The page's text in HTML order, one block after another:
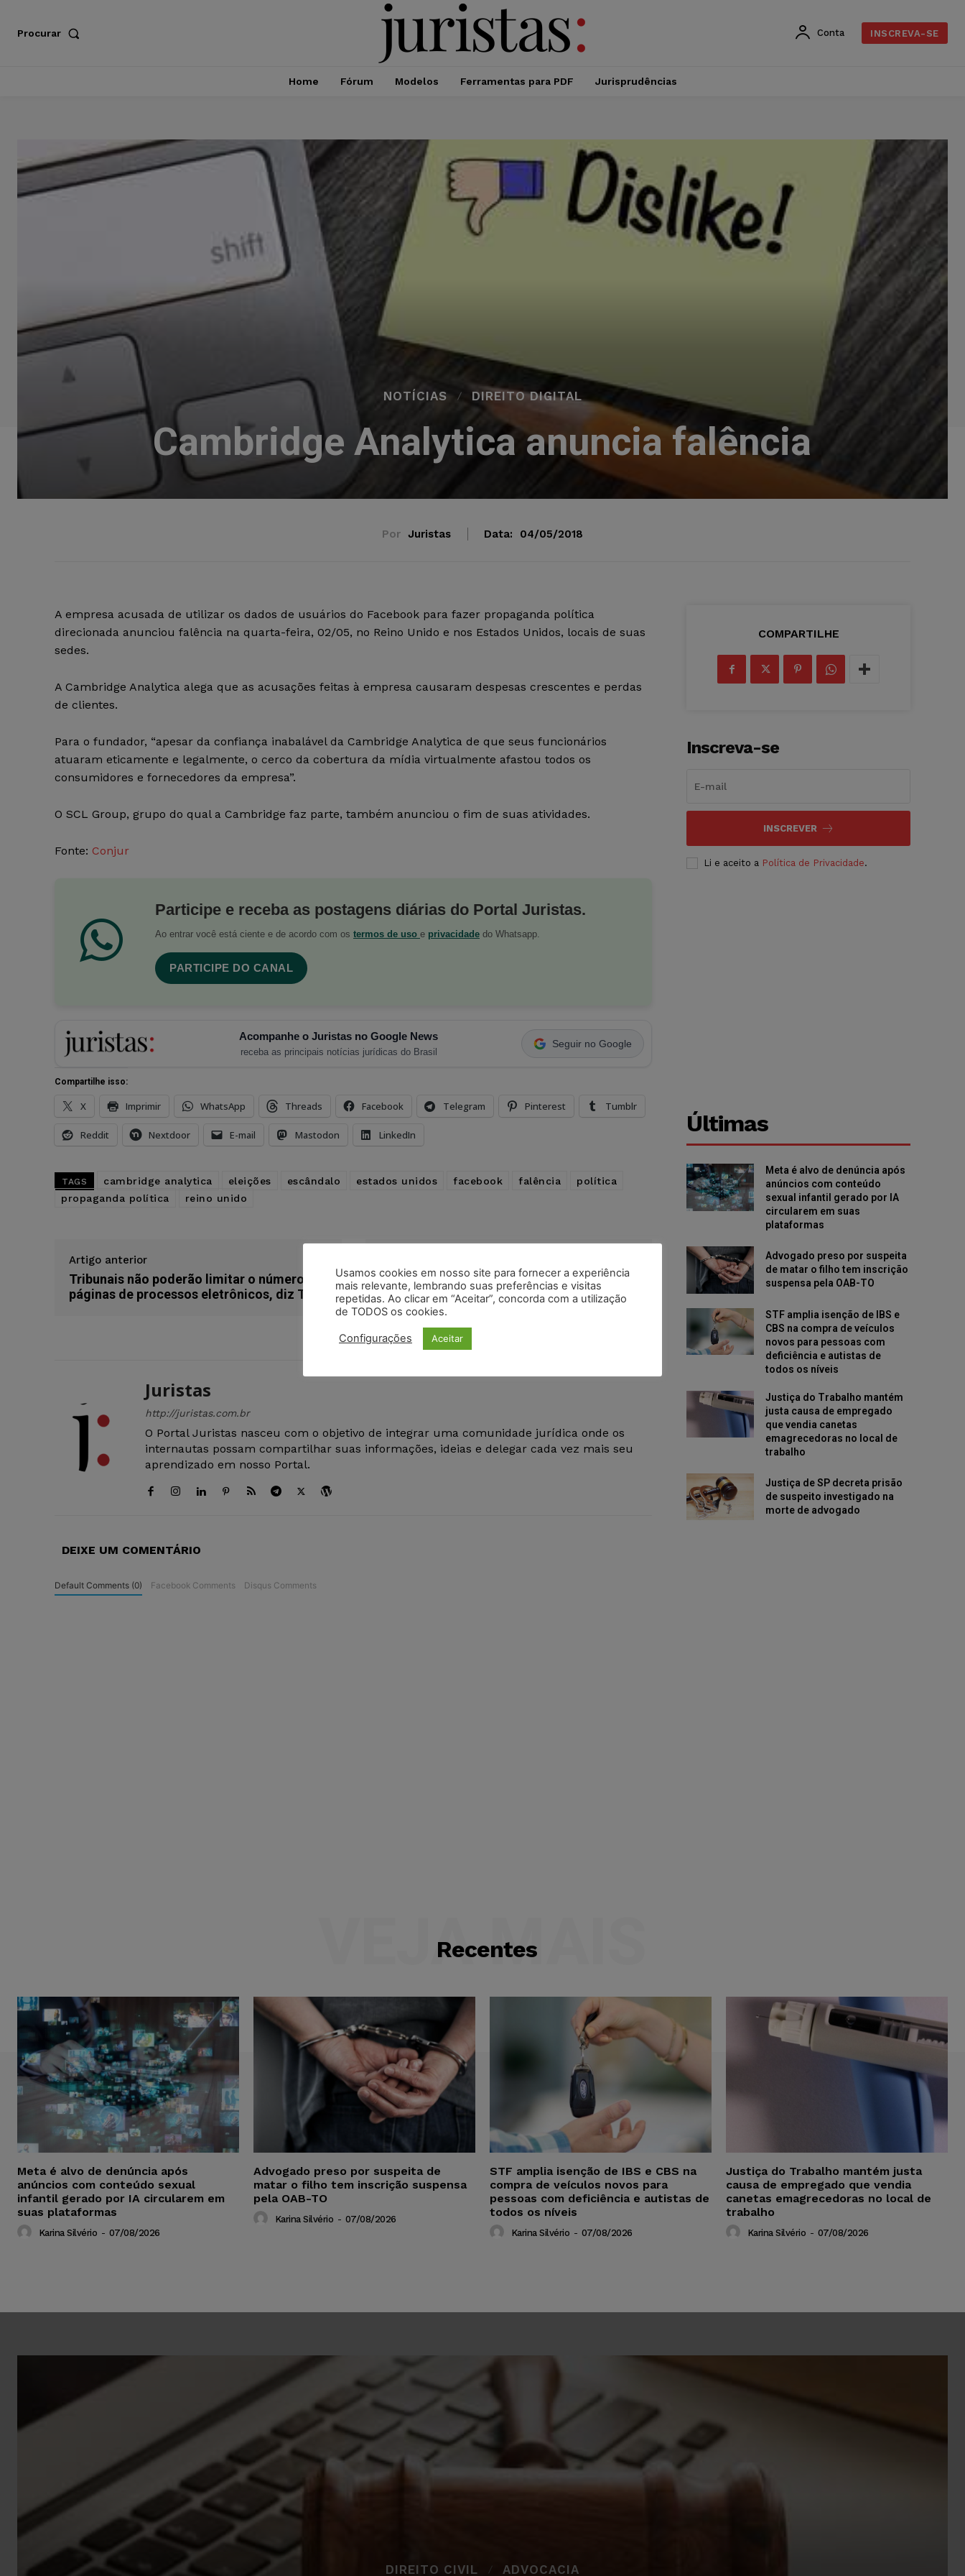
Procurar Conta INSCREVA-SE
Home Fórum Modelos Ferramentas para PDF Jurisprudências
NOTÍCIAS DIREITO DIGITAL
Cambridge Analytica anuncia falência
Por Juristas Data: 04/05/2018
A empresa acusada de utilizar os dados de usuários do Facebook para fazer propaganda política
direcionada anunciou falência na quarta-feira, 02/05, no Reino Unido e nos Estados Unidos, locais de suas
sedes.
A Cambridge Analytica alega que as acusações feitas à empresa causaram despesas crescentes e perdas
de clientes.
Para o fundador, “apesar da confiança inabalável da Cambridge Analytica de que seus funcionários
atuaram eticamente e legalmente, o cerco da cobertura da mídia virtualmente afastou todos os
consumidores e fornecedores da empresa”.
O SCL Group, grupo do qual a Cambridge faz parte, também anunciou o fim de suas atividades.
Fonte: Conjur
Participe e receba as postagens diárias do Portal Juristas.
Ao entrar você está ciente e de acordo com os termos de uso e privacidade do Whatsapp.
PARTICIPE DO CANAL
Acompanhe o Juristas no Google News
receba as principais notícias jurídicas do Brasil
Seguir no Google
Compartilhe isso:
X Imprimir WhatsApp Threads Facebook Telegram Pinterest Tumblr
Reddit Nextdoor E-mail Mastodon LinkedIn
TAGS cambridge analytica eleições escândalo estados unidos facebook falência
política
propaganda política
reino unido
Artigo anterior
Tribunais não poderão limitar o número de
páginas de processos eletrônicos, diz TST
Acordo coletivo que permitia venda de
ferramentas a funcionários é anulado pelo
TST
Juristas
http://juristas.com.br
O Portal Juristas nasceu com o objetivo de integrar uma comunidade jurídica onde os
internautas possam compartilhar suas informações, ideias e delegar cada vez mais seu
aprendizado em nosso Portal.
DEIXE UM COMENTÁRIO
Default Comments (0) Facebook Comments Disqus Comments
COMPARTILHE
Inscreva-se
INSCREVER
Li e aceito a Política de Privacidade.
Últimas
Meta é alvo de denúncia após
anúncios com conteúdo
sexual infantil gerado por IA
circularem em suas
plataformas
Advogado preso por suspeita
de matar o filho tem inscrição
suspensa pela OAB-TO
STF amplia isenção de IBS e
CBS na compra de veículos
novos para pessoas com
deficiência e autistas de
todos os níveis
Justiça do Trabalho mantém
justa causa de empregado
que vendia canetas
emagrecedoras no local de
trabalho
Justiça de SP decreta prisão
de suspeito investigado na
morte de advogado
Recentes
VEJA MAIS
Meta é alvo de denúncia após
anúncios com conteúdo sexual
infantil gerado por IA circularem em
suas plataformas
Karina Silvério - 07/08/2026
Advogado preso por suspeita de
matar o filho tem inscrição suspensa
pela OAB-TO
Karina Silvério - 07/08/2026
STF amplia isenção de IBS e CBS na
compra de veículos novos para
pessoas com deficiência e autistas de
todos os níveis
Karina Silvério - 07/08/2026
Justiça do Trabalho mantém justa
causa de empregado que vendia
canetas emagrecedoras no local de
trabalho
Karina Silvério - 07/08/2026
Usamos cookies em nosso site para fornecer a experiência
mais relevante, lembrando suas preferências e visitas
repetidas. Ao clicar em “Aceitar”, concorda com a utilização
de TODOS os cookies.
Configurações Aceitar